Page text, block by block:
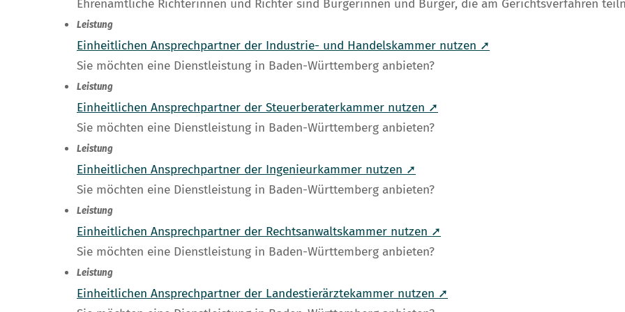
Ehrenamtliche Richterinnen und Richter sind Bürgerinnen und Bürger, die am Gerichtsverfahren
Leistung
Einheitlichen Ansprechpartner der Industrie- und Handelskammer nutzen ➚
Sie möchten eine Dienstleistung in Baden-Württemberg anbieten?
Leistung
Einheitlichen Ansprechpartner der Steuerberaterkammer nutzen ➚
Sie möchten eine Dienstleistung in Baden-Württemberg anbieten?
Leistung
Einheitlichen Ansprechpartner der Ingenieurkammer nutzen ➚
Sie möchten eine Dienstleistung in Baden-Württemberg anbieten?
Leistung
Einheitlichen Ansprechpartner der Rechtsanwaltskammer nutzen ➚
Sie möchten eine Dienstleistung in Baden-Württemberg anbieten?
Leistung
Einheitlichen Ansprechpartner der Landestierärztekammer nutzen ➚